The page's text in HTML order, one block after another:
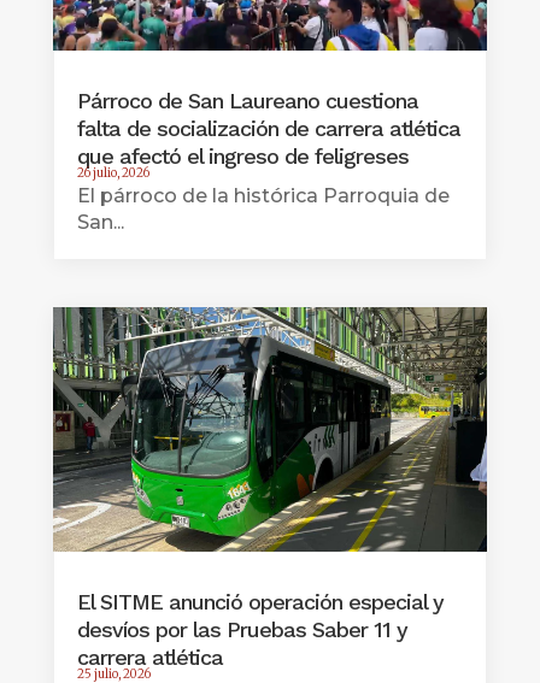
Párroco de San Laureano cuestiona
falta de socialización de carrera atlética
que afectó el ingreso de feligreses
26 julio, 2026
El párroco de la histórica Parroquia de
San...
El SITME anunció operación especial y
desvíos por las Pruebas Saber 11 y
carrera atlética
25 julio, 2026